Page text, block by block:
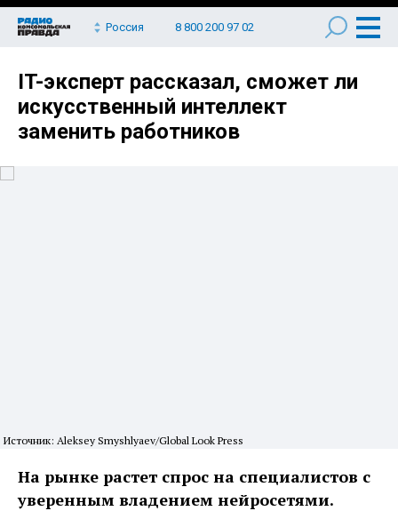
Россия 8 800 200 97 02
IT-эксперт рассказал, сможет ли
искусственный интеллект
заменить работников
Источник: Aleksey Smyshlyaev/Global Look Press
На рынке растет спрос на специалистов с
уверенным владением нейросетями.